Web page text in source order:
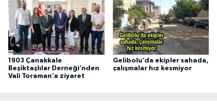
1903 Çanakkale
Beşiktaşlılar Derneği’nden
Vali Toraman’a ziyaret
Gelibolu’da ekipler sahada,
çalışmalar hız kesmiyor